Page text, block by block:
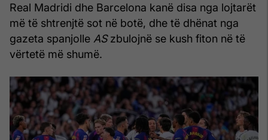
Real Madridi dhe Barcelona kanë disa nga lojtarët
më të shtrenjtë sot në botë, dhe të dhënat nga
gazeta spanjolle ASzbulojnë se kush fiton në të
vërtetë më shumë.